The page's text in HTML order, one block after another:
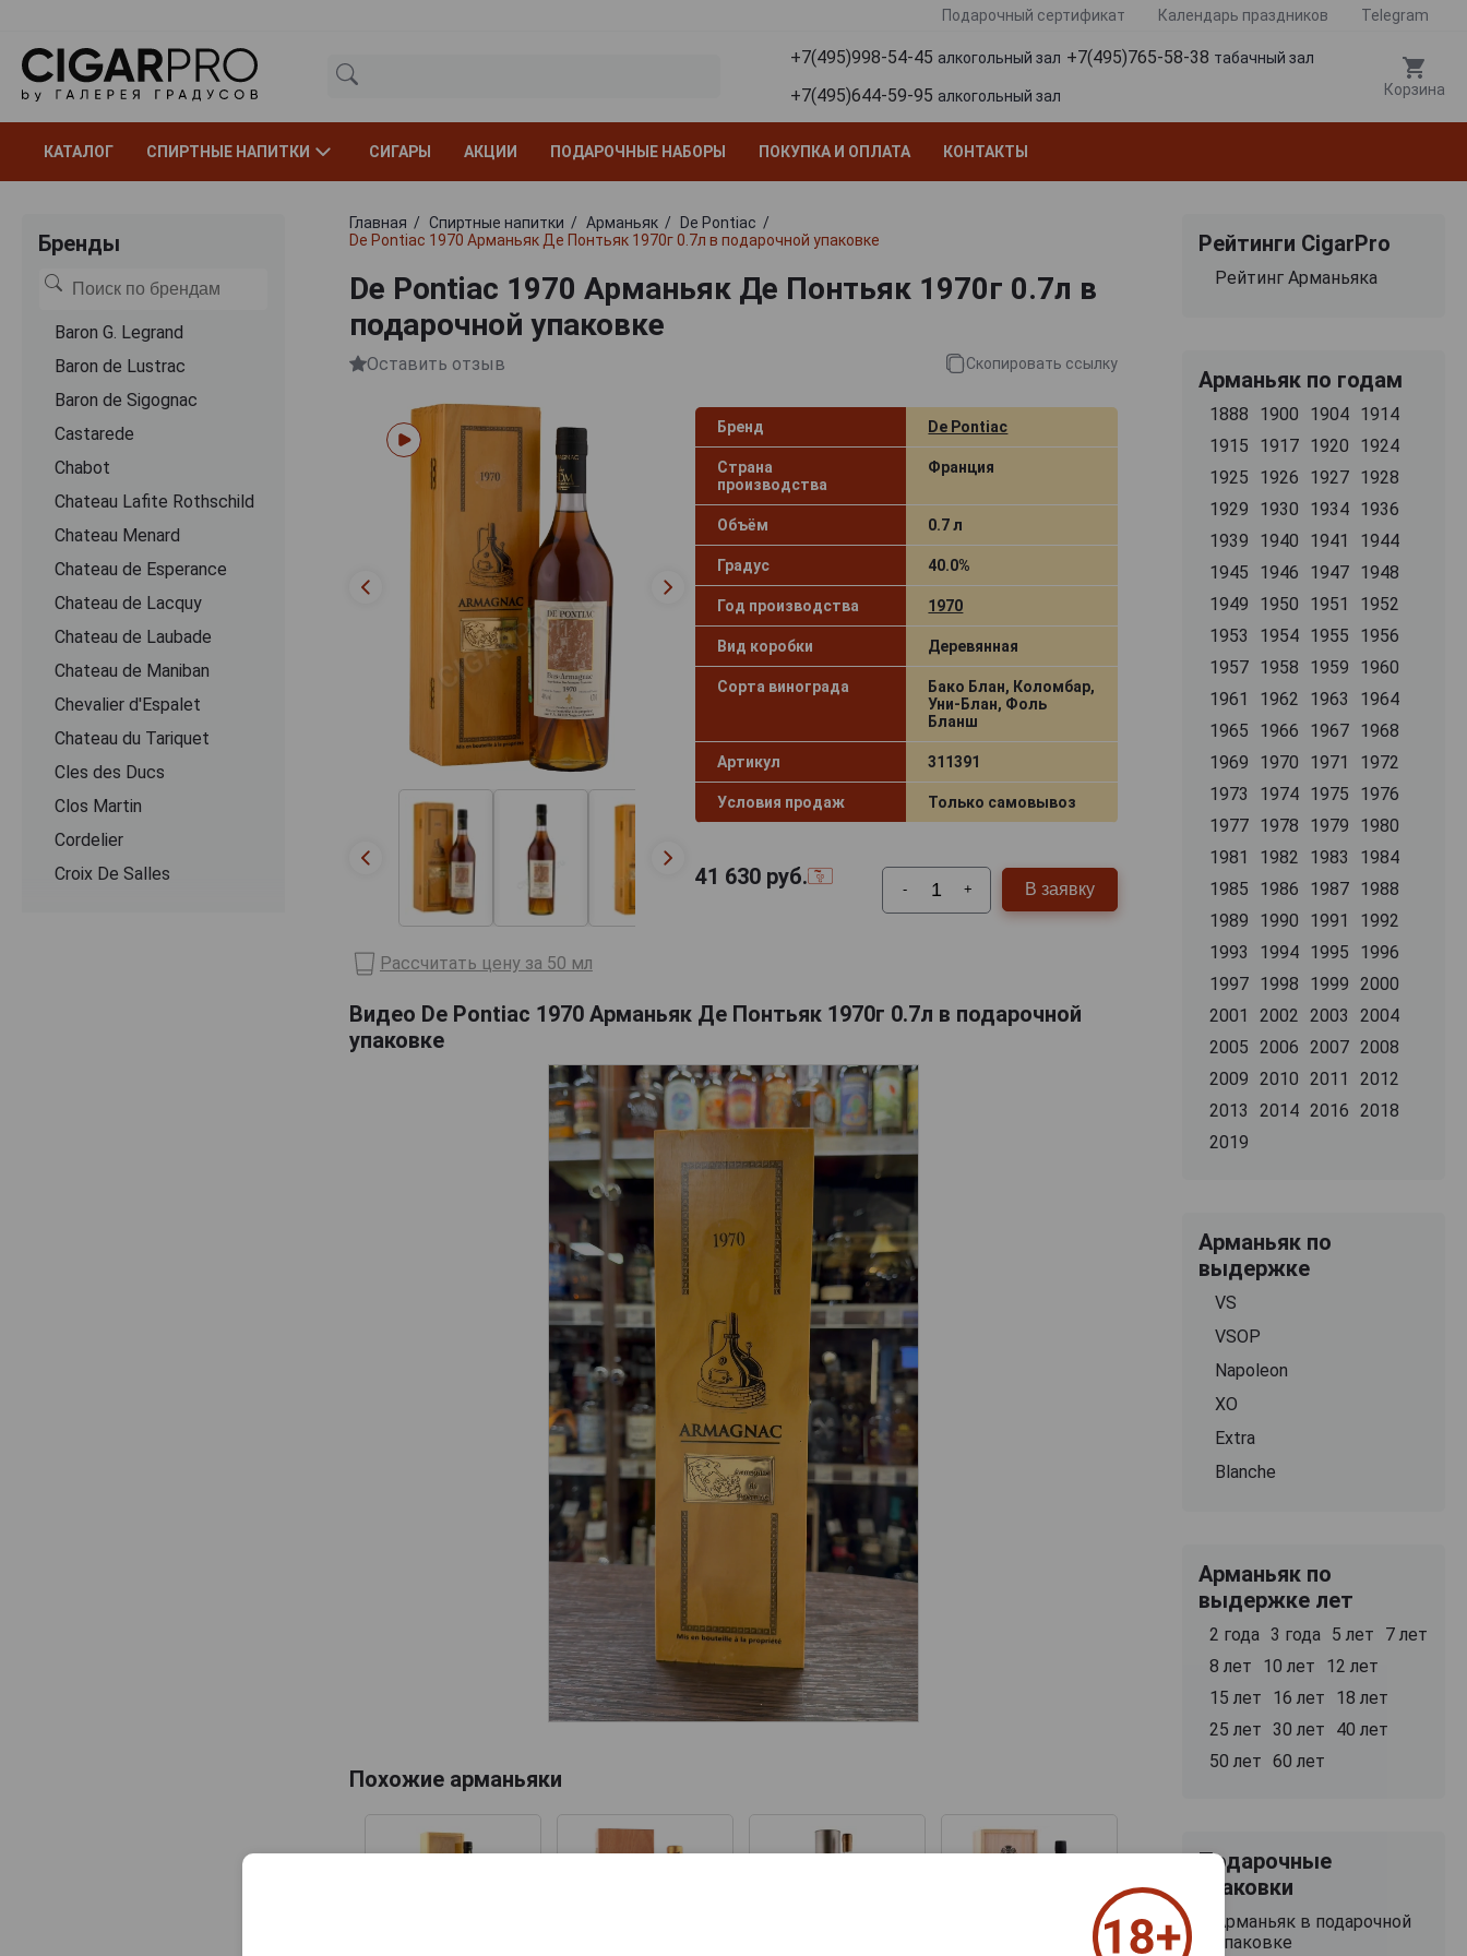
Подарочный сертификат Календарь праздников Telegram
+7(495)998-54-45 алкогольный зал +7(495)765-58-38 табачный зал
+7(495)644-59-95 алкогольный зал Корзина
КАТАЛОГ СПИРТНЫЕ НАПИТКИ СИГАРЫ АКЦИИ ПОДАРОЧНЫЕ НАБОРЫ ПОКУПКА И ОПЛАТА КОНТАКТЫ
Бренды
Baron G. Legrand
Baron de Lustrac
Baron de Sigognac
Castarede
Chabot
Chateau Lafite Rothschild
Chateau Menard
Chateau de Esperance
Chateau de Lacquy
Chateau de Laubade
Chateau de Maniban
Chevalier d'Espalet
Chаteau du Tariquet
Cles des Ducs
Clos Martin
Cordelier
Croix De Salles
Главная Спиртные напитки Арманьяк
De Pontiac
De Pontiac 1970 Арманьяк Де Понтьяк 1970г 0.7л в подарочной упаковке
De Pontiac 1970 Арманьяк Де Понтьяк 1970г 0.7л в
подарочной упаковке
Оставить отзыв Скопировать ссылку
Бренд De Pontiac
Страна
производства
Франция
Объём 0.7 л
Градус 40.0%
Год производства 1970
Вид коробки Деревянная
Сорта винограда
Бако Блан, Коломбар,
Уни-Блан, Фоль
Бланш
Артикул 311391
Условия продаж Только самовывоз
41 630руб. - + В заявку
Рассчитать цену за 50 мл
Видео De Pontiac 1970 Арманьяк Де Понтьяк 1970г 0.7л в подарочной
упаковке
Похожие арманьяки
De Pontiac 1970
Рейтинги CigarPro
Рейтинг Арманьяка
Арманьяк по годам
1888 1900 1904 1914
1915
1917 1920
1924
1925
1926 1927 1928
1929
1930 1934 1936
1939
1940 1941
1944
1945
1946 1947 1948
1949
1950 1951
1952
1953
1954 1955
1956
1957 1958 1959
1960
1961
1962 1963
1964
1965
1966 1967 1968
1969
1970 1971
1972
1973
1974 1975
1976
1977 1978 1979
1980
1981
1982 1983
1984
1985
1986 1987 1988
1989
1990 1991
1992
1993
1994 1995
1996
1997 1998 1999
2000
2001
2002 2003
2004
2005
2006 2007 2008
2009
2010 2011
2012
2013
2014 2016
2018
2019
Арманьяк по
выдержке
VS
VSOP
Napoleon
XO
Extra
Blanche
Арманьяк по
выдержке лет
2 года 3 года 5 лет
7 лет
8 лет
10 лет
12 лет
15 лет
16 лет
18 лет
25 лет 30 лет
40 лет
50 лет 60 лет
Подарочные
упаковки
Арманьяк в подарочной
упаковке